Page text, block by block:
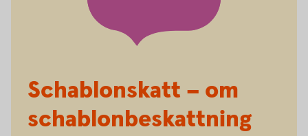
Schablonskatt – om
schablonbeskattning